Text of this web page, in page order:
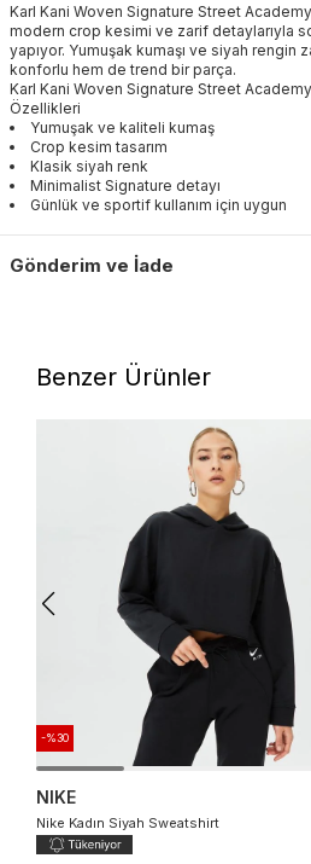
Karl Kani Woven Signature Street
modern crop kesimi ve zarif detaylarıyla
yapıyor. Yumuşak kumaşı ve siyah rengin
konforlu hem de trend bir parça.
Karl Kani Woven Signature Street
Özellikleri
Yumuşak ve kaliteli kumaş
Crop kesim tasarım
Klasik siyah renk
Minimalist Signature detayı
Günlük ve sportif kullanım için uygun
Gönderim ve İade
Benzer Ürünler
-%30
NIKE
Nike Kadın Siyah Sweatshirt